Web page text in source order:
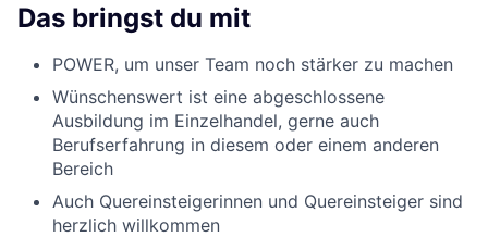
Das bringst du mit
POWER, um unser Team noch stärker zu machen
Wünschenswert ist eine abgeschlossene
Ausbildung im Einzelhandel, gerne auch
Berufserfahrung in diesem oder einem anderen
Bereich
Auch Quereinsteigerinnen und Quereinsteiger sind
herzlich willkommen